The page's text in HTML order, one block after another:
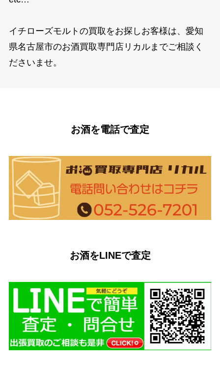
イチローズモルトの買取をお探しお客様は、愛知
県名古屋市のお酒買取専門店リカルまでご相談く
ださいませ。
お酒を電話で査定
お酒をLINEで査定